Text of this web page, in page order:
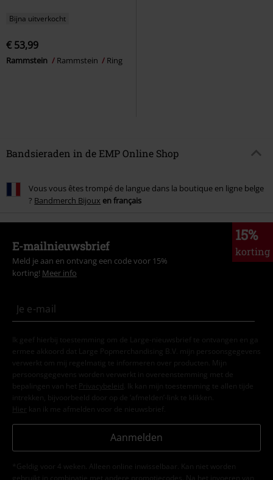
Bijna uitverkocht
€ 53,99
Rammstein Rammstein Ring
Bandsieraden in de EMP Online Shop
Vous vous êtes trompé de langue dans la boutique en ligne belge
? Bandmerch Bijoux en français
15%
korting
E-mailnieuwsbrief
Meld je aan en ontvang een code voor 15%
korting! Meer info
Ik geef hierbij toestemming om de Large-nieuwsbrief te ontvangen en ga
ermee akkoord dat Large Popmerchandising B.V. mijn persoonsgegevens
verwerkt om mij regelmatig te informeren over producten. Mijn
persoonsgegevens worden verwerkt in overeenstemming met de
bepalingen van het
Privacybeleid . Ik kan mijn toestemming te allen tijde
intrekken, bijvoorbeeld door op de ‘afmelden’-link te klikken.
Hier kan ik me afmelden voor de nieuwsbrief.
Aanmelden
*Geldig voor 4 weken. Alleen online inwisselbaar. Kan niet worden
gebruikt in combinatie met andere promotiecodes. Na het invoeren van